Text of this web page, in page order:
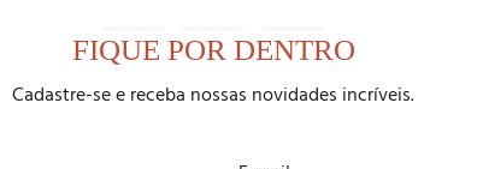
FIQUE POR DENTRO
Cadastre-se e receba nossas novidades incríveis.